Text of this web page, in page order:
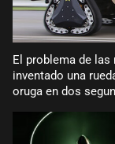
El problema de las
inventado una
oruga en dos